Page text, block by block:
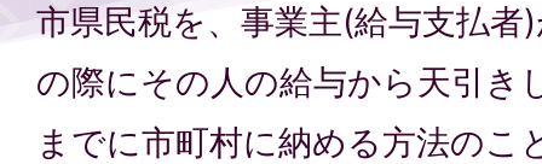
市県民税を、事業主(給与支払者
の際にその人の給与から天引き
までに市町村に納める方法のこ